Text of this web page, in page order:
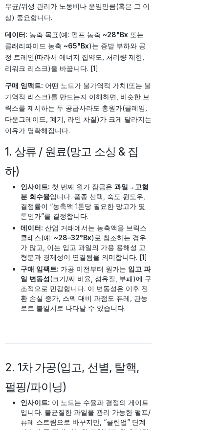
무균/위생 관리가 노동비나 운임만큼(혹은 그 이
상) 중요합니다.
데이터: 농축 목표(예: 펄프 농축 ~28°Bx 또는
클래리파이드 농축 ~65°Bx)는 증발 부하와 공
정 트레인(따라서 에너지 집약도, 처리량 제한,
리워크 리스크)을 바꿉니다. [1]
구매 임팩트: 어떤 노드가 불가역적 가치(또는 불
가역적 리스크)를 만드는지 이해하면, 비슷한 브
릭스를 제시하는 두 공급사라도 총원가(클레임,
다운그레이드, 폐기, 라인 차질)가 크게 달라지는
이유가 명확해집니다.
1. 상류 / 원료(망고 소싱 & 집
하)
인사이트: 첫 번째 원가 잠금은 과일→고형
분 회수율입니다. 품종 선택, 숙도 윈도우,
결점률이 “농축액 1톤당 필요한 망고가 몇
톤인가”를 결정합니다.
데이터: 산업 거래에서는 농축액을 브릭스
클래스(예: ~28–32°Bx)로 참조하는 경우
가 많고, 이는 입고 과일의 가용 용해성 고
형분과 경제성이 연결됨을 의미합니다. [1]
구매 임팩트: 가공 이전부터 원가는 입고 과
일 변동성(크기/씨 비율, 섬유질, 부패)에 구
조적으로 민감합니다. 이 변동성은 이후 전
환 손실 증가, 스펙 대비 과점도 퓨레, 관능
로트 불일치로 나타날 수 있습니다.
2. 1차 가공(입고, 선별, 탈핵,
펄핑/파이닝)
인사이트: 이 노드는 수율과 결점의 게이트
입니다. 불균질한 과일을 관리 가능한 펄프/
퓨레 스트림으로 바꾸지만, “클린업” 단계